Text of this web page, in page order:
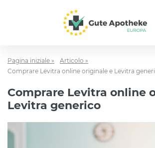
Pagina iniziale »
Articolo »
Comprare Levitra online originale e Levitra
Comprare Levitra online
Levitra generico